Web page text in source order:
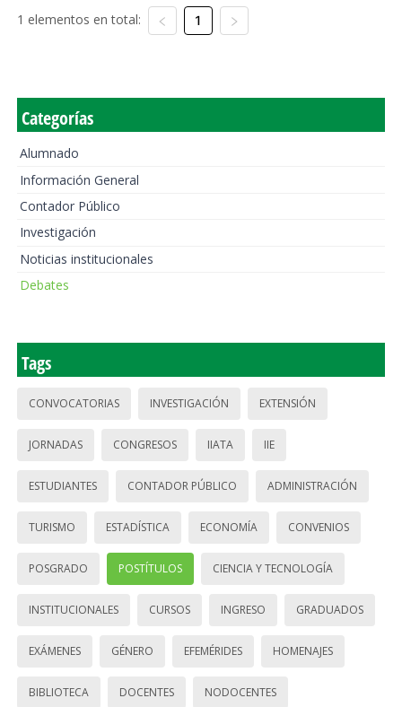
1 elementos en total: 1
Categorías
Alumnado
Información General
Contador Público
Investigación
Noticias institucionales
Debates
Tags
CONVOCATORIAS INVESTIGACIÓN EXTENSIÓN
JORNADAS CONGRESOS IIATA IIE
ESTUDIANTES CONTADOR PÚBLICO ADMINISTRACIÓN
TURISMO ESTADÍSTICA ECONOMÍA CONVENIOS
POSGRADO POSTÍTULOS CIENCIA Y TECNOLOGÍA
INSTITUCIONALES CURSOS INGRESO GRADUADOS
EXÁMENES GÉNERO EFEMÉRIDES HOMENAJES
BIBLIOTECA DOCENTES NODOCENTES